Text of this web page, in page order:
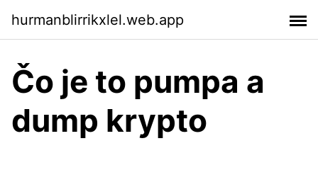
hurmanblirrikxlel.web.app
Čo je to pumpa a
dump krypto